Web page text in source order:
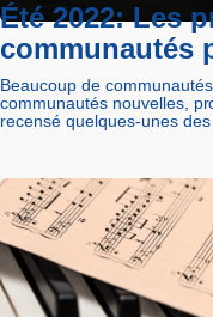
Été 2022: Les
communautés
Beaucoup de
communautés nouvelles,
recensé quelques-unes